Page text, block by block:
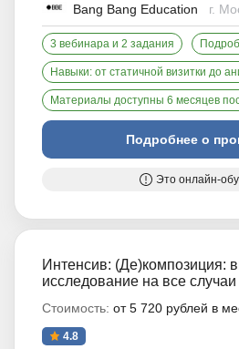
Bang Bang Education г.
3 вебинара и 2 задания
Навыки: от статичной визитки до
Материалы доступны 6 месяцев
Подробнее о
Это онлайн-
Интенсив: (Де)композиция:
исследование на все
Стоимость: от 5 720 рублей в
4.8